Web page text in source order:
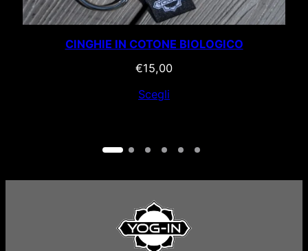
CINGHIE IN COTONE BIOLOGICO
€15,00
Scegli